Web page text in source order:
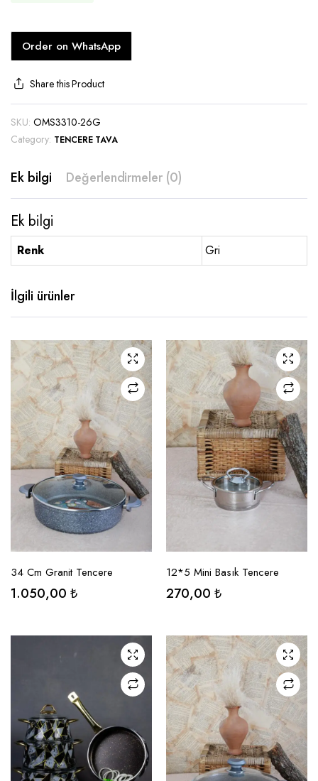
Order on WhatsApp
Share this Product
SKU: OMS3310-26G
Category: TENCERE TAVA
Ek bilgi Değerlendirmeler (0)
Ek bilgi
Renk Gri
İlgili ürünler
SEÇENEKLER
34 Cm Granit Tencere
1.050,00 ₺
SEÇENEKLER
12*5 Mini Basık Tencere
270,00 ₺